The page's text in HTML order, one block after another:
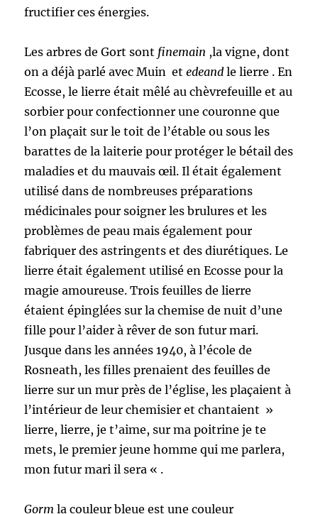
fructifier ces énergies.
Les arbres de Gort sont finemain ,la vigne, dont
on a déjà parlé avec Muin etedeand le lierre . En
Ecosse, le lierre était mêlé au chèvrefeuille et au
sorbier pour confectionner une couronne que
l’on plaçait sur le toit de l’étable ou sous les
barattes de la laiterie pour protéger le bétail des
maladies et du mauvais œil. Il était également
utilisé dans de nombreuses préparations
médicinales pour soigner les brulures et les
problèmes de peau mais également pour
fabriquer des astringents et des diurétiques. Le
lierre était également utilisé en Ecosse pour la
magie amoureuse. Trois feuilles de lierre
étaient épinglées sur la chemise de nuit d’une
fille pour l’aider à rêver de son futur mari.
Jusque dans les années 1940, à l’école de
Rosneath, les filles prenaient des feuilles de
lierre sur un mur près de l’église, les plaçaient à
l’intérieur de leur chemisier et chantaient »
lierre, lierre, je t’aime, sur ma poitrine je te
mets, le premier jeune homme qui me parlera,
mon futur mari il sera « .
Gorm la couleur bleue est une couleur